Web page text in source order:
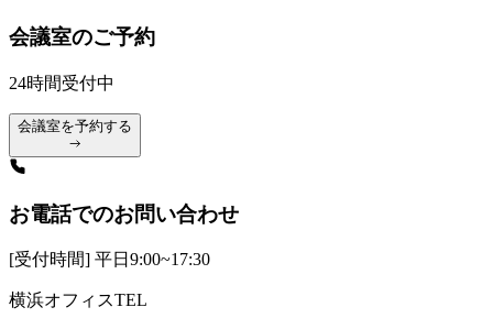
会議室のご予約
24時間受付中
会議室を予約する
お電話でのお問い合わせ
[受付時間] 平日9:00~17:30
横浜オフィスTEL